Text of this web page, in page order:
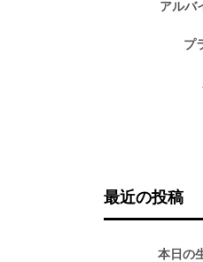
アルバ
プ
最近の投稿
本日の